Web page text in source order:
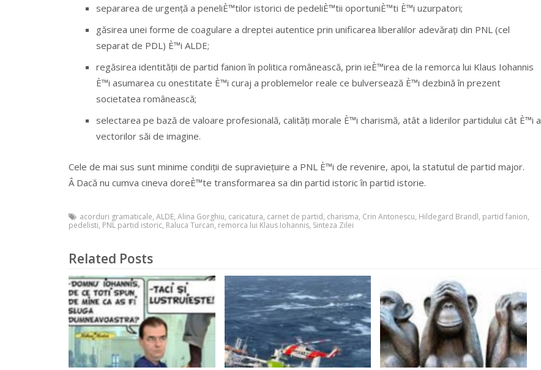
separarea de urgență a peneliÈ™tilor istorici de pedeliÈ™tii oportuniÈ™ti È™i uzurpatori;
găsirea unei forme de coagulare a dreptei autentice prin unificarea liberalilor adevărați din PNL (cel
separat de PDL) È™i ALDE;
regăsirea identității de partid fanion în politica românească, prin ieÈ™irea de la remorca lui Klaus Iohannis
È™i asumarea cu onestitate È™i curaj a problemelor reale ce bulversează È™i dezbină în prezent
societatea românească;
selectarea pe bază de valoare profesională, calități morale È™i charismă, atât a liderilor partidului cât È™i a
vectorilor săi de imagine.
Cele de mai sus sunt minime condiții de supraviețuire a PNL È™i de revenire, apoi, la statutul de partid major.
Â Dacă nu cumva cineva doreÈ™te transformarea sa din partid istoric în partid istorie.
acorduri gramaticale, ALDE, Alina Gorghiu, caricatura, carnet de partid, charisma, Crin Antonescu, Hildegard Brandl, partid fanion,
pedelisti, PNL partid istoric, Raluca Turcan, remorca lui Klaus Iohannis, Sinteza Zilei
Related Posts